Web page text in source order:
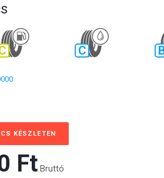
C
KÉSZLETEN
Ft‎ Bruttó